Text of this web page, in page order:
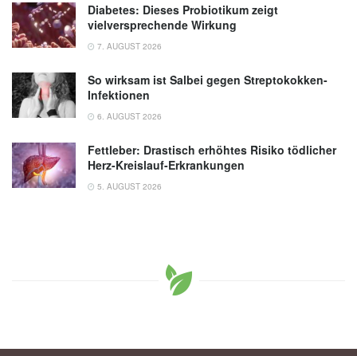
Diabetes: Dieses Probiotikum zeigt
vielversprechende Wirkung
7. AUGUST 2026
So wirksam ist Salbei gegen Streptokokken-
Infektionen
6. AUGUST 2026
Fettleber: Drastisch erhöhtes Risiko tödlicher
Herz-Kreislauf-Erkrankungen
5. AUGUST 2026